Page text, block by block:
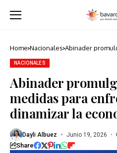
Home Nacionales Abinader
NACIONALES
Abinader
medidas para
dinamizar la
Dayli Albuez Junio 19, 2026
Share